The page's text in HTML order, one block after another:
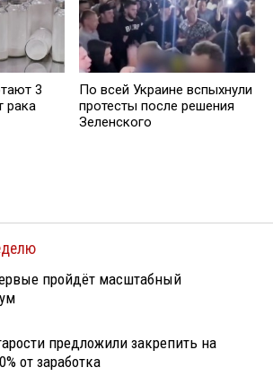
3
рака
По всей Украине вспыхнули
протесты после решения
Зеленского
пройдёт масштабный
предложили закрепить на
от заработка